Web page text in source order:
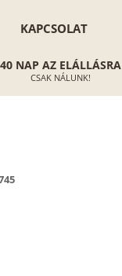
KAPCSOLAT
40 NAP AZ ELÁLLÁSRA
CSAK NÁLUNK!